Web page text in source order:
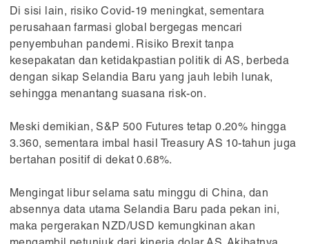
Di sisi lain, risiko Covid-19 meningkat, sementara
perusahaan farmasi global bergegas mencari
penyembuhan pandemi. Risiko Brexit tanpa
kesepakatan dan ketidakpastian politik di AS, berbeda
dengan sikap Selandia Baru yang jauh lebih lunak,
sehingga menantang suasana risk-on.
Meski demikian, S&P 500 Futures tetap 0.20% hingga
3.360, sementara imbal hasil Treasury AS 10-tahun juga
bertahan positif di dekat 0.68%.
Mengingat libur selama satu minggu di China, dan
absennya data utama Selandia Baru pada pekan ini,
maka pergerakan NZD/USD kemungkinan akan